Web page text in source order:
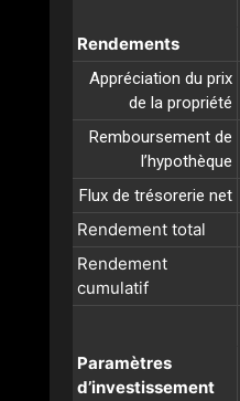
Rendements
Appréciation du prix
de la propriété
Remboursement de
l’hypothèque
Flux de trésorerie net
Rendement total
Rendement
cumulatif
Paramètres
d’investissement